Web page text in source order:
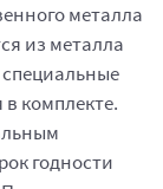
металла
из металла
комплекте.
годности